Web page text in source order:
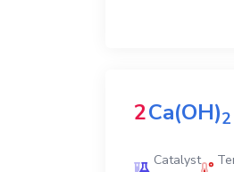
2Ca(OH)2
Catalyst